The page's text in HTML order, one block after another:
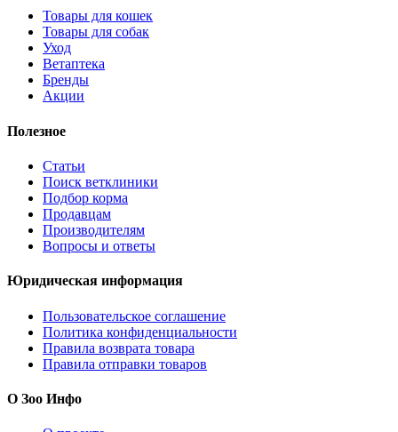
Товары для кошек
Товары для собак
Уход
Ветаптека
Бренды
Акции
Полезное
Статьи
Поиск ветклиники
Подбор корма
Продавцам
Производителям
Вопросы и ответы
Юридическая информация
Пользовательское соглашение
Политика конфиденциальности
Правила возврата товара
Правила отправки товаров
О Зоо Инфо